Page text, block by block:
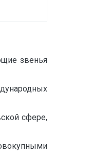
звенья
сфере,